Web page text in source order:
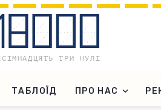
ТАБЛОЇД ПРО НАС